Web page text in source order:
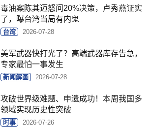
毒油案陈其迈怒问20%决策，卢秀燕证实
了，曝台湾当局有内鬼
台湾 2026-07-28
美军武器快打光了？高端武器库存告急，
专家最怕一事发生
新闻解画 2026-07-28
攻破世界级难题、申遗成功！本周我国多
领域实现历史性突破
时事 2026-07-26